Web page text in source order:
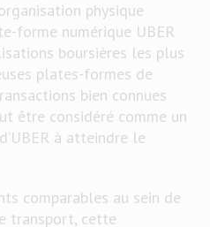
physique
forme numérique UBER
boursières les plus
plates-formes de
bien connues
être considéré comme un
à atteindre le
comparables au sein de
transport, cette